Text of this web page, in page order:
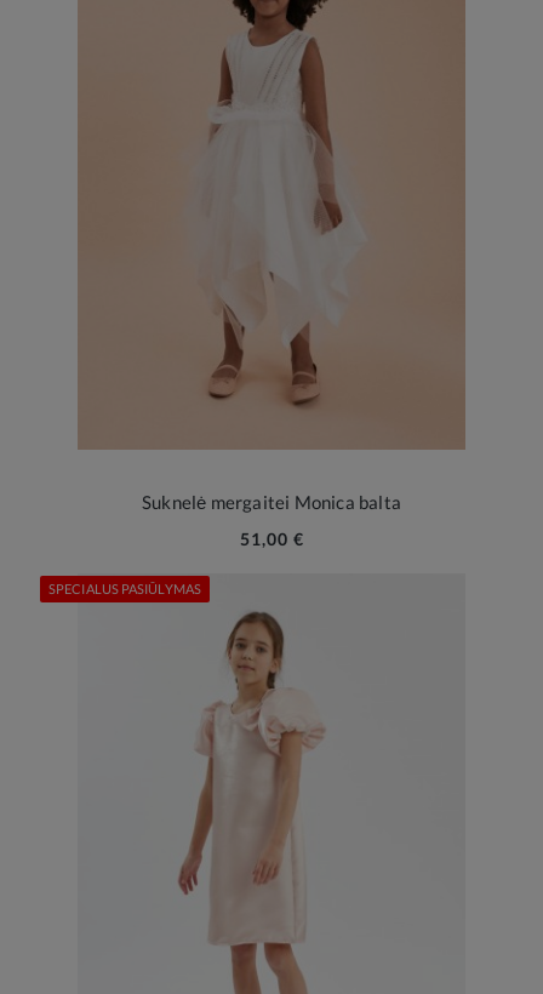
Suknelė mergaitei Monica balta
51,00 €
SPECIALUS PASIŪLYMAS